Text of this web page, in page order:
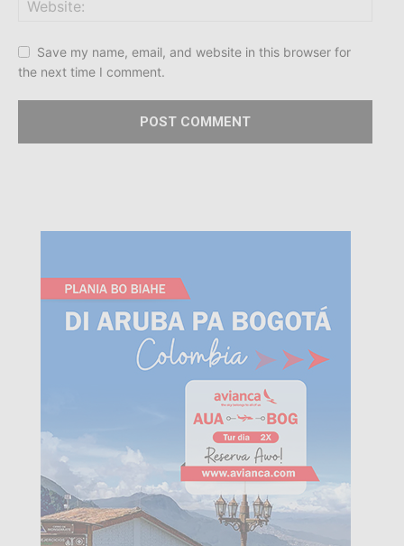
Save my name, email, and website in this browser for
the next time I comment.